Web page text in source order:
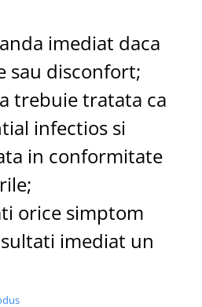
imediat daca
sau disconfort;
trebuie tratata ca
infectios si
in conformitate
orice simptom
imediat un